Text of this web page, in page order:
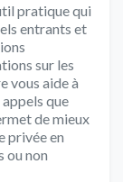
pratique qui
entrants et
sur les
vous aide à
que
de mieux
privée en
ou non